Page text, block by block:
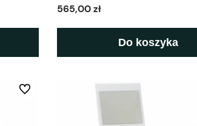
565,00 zł
Do koszyka
Do ulubionych